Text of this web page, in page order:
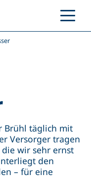
Brühl täglich mit
Versorger tragen
wir sehr ernst
den
– für eine